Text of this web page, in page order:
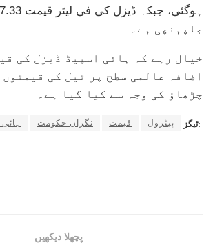
جاپہنچی ہے۔
خیال رہے کہ ہائی اسپیڈ ڈیزل کی
اضافہ عالمی سطح پر تیل کی قیمتوں
چڑھاؤ کی وجہ سے کیا گیا ہے۔
ٹیگز: پیٹرول قیمت نگراں حکومت
پچھلا دیکھیں